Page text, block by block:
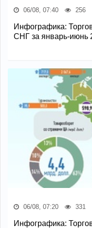
06/08, 07:40 256
Инфографика:
СНГ за январь-июнь
06/08, 07:20 331
Инфографика: